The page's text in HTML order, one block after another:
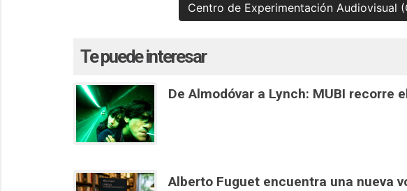
Centro de Experimentación Audiovisual
Te puede interesar
De Almodóvar a Lynch: MUBI recorre
Alberto Fuguet encuentra una nueva